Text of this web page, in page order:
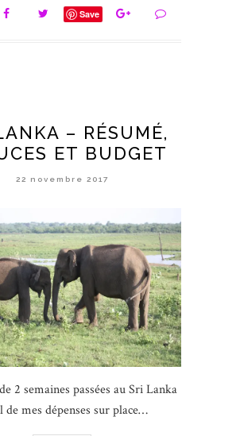
Save
– RÉSUMÉ,
ET BUDGET
22 novembre 2017
2 semaines passées au Sri Lanka
de mes dépenses sur place…